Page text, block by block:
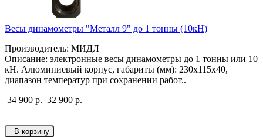
Весы динамометры "Металл 9" до 1 тонны (10кН)
Производитель: МИДЛ
Описание: электронные весы динамометры до 1 тонны или 10
кН. Алюминиевый корпус, габариты (мм): 230х115х40,
диапазон температур при сохранении работ..
34 900 р. 32 900 р.
В корзину